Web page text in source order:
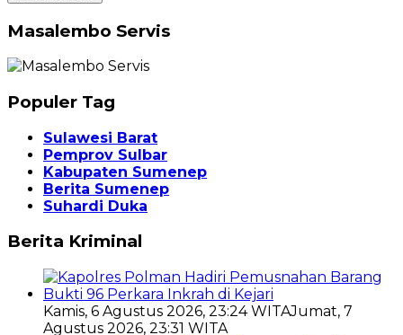
Masalembo Servis
Populer Tag
Sulawesi Barat
Pemprov Sulbar
Kabupaten Sumenep
Berita Sumenep
Suhardi Duka
Berita Kriminal
Kamis, 6 Agustus 2026, 23:24 WITAJumat, 7
Agustus 2026, 23:31 WITA